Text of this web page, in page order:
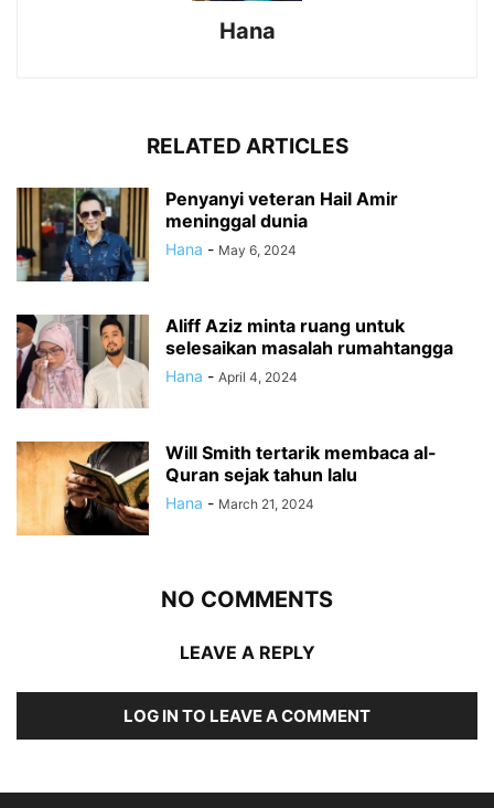
Hana
RELATED ARTICLES
Penyanyi veteran Hail Amir
meninggal dunia
Hana - May 6, 2024
Aliff Aziz minta ruang untuk
selesaikan masalah rumahtangga
Hana - April 4, 2024
Will Smith tertarik membaca al-
Quran sejak tahun lalu
Hana - March 21, 2024
NO COMMENTS
LEAVE A REPLY
LOG IN TO LEAVE A COMMENT